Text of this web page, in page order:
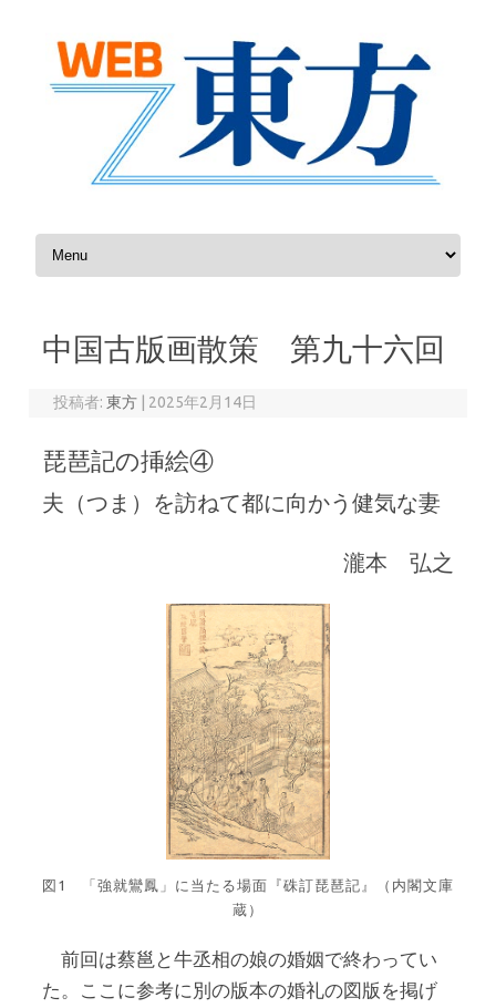
コンテンツへスキップ
中国古版画散策 第九十六回
投稿者:東方 | 2025年2月14日
琵琶記の挿絵④
夫（つま）を訪ねて都に向かう健気な妻
瀧本 弘之
図1 「強就鸞鳳」に当たる場面『硃訂琵琶記』（内閣文庫
蔵）
前回は蔡邕と牛丞相の娘の婚姻で終わってい
た。ここに参考に別の版本の婚礼の図版を掲げ